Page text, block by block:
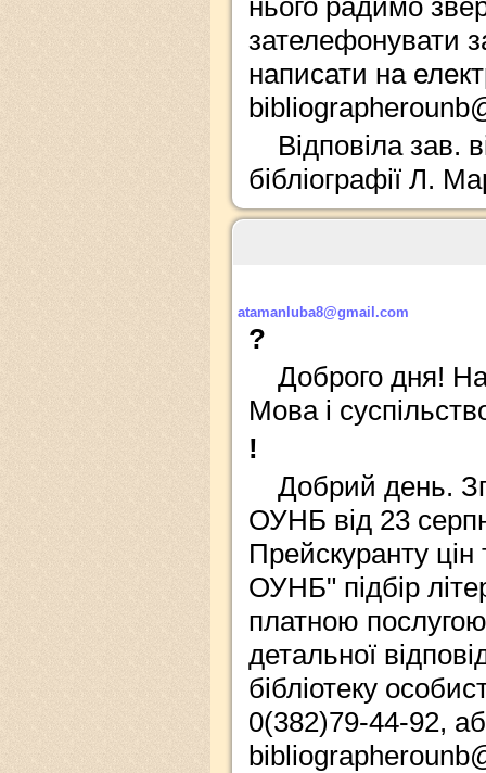
нього радимо
зателефонувати
написати на
Відповіла зав.
бібліографії Л.
atamanluba8@gmail.com
?
Доброго дня!
Мова і
!
Добрий день.
ОУНБ від 23
Прейскуранту цін
ОУНБ" підбір
платною
детальної
бібліотеку
0(382)79-44-92,